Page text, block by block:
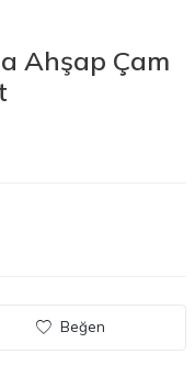
Ahşap Çam
Beğen